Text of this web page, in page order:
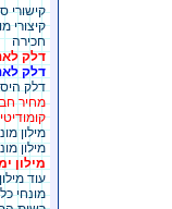
קישורי
קיצורי
חכירה
דלק
דלק
דלק
מחיר
מילון
מילון
מילון
עוד
מונחי